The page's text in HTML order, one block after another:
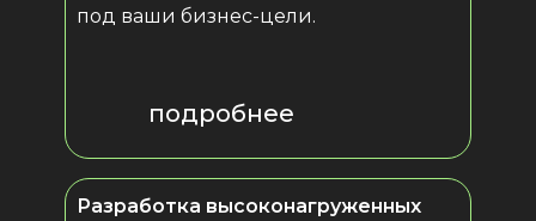
Разработка высоконагруженных
под ваши бизнес-цели.
подробнее